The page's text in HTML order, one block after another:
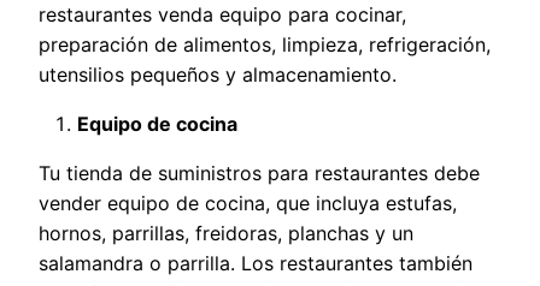
restaurantes venda equipo para cocinar,
preparación de alimentos, limpieza, refrigeración,
utensilios pequeños y almacenamiento.
Equipo de cocina
Tu tienda de suministros para restaurantes debe
vender equipo de cocina, que incluya estufas,
hornos, parrillas, freidoras, planchas y un
salamandra o parrilla. Los restaurantes también